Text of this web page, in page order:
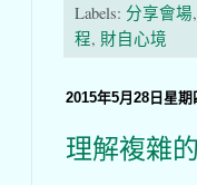
Labels: 分享會場
程, 財自心境
2015年5月28日星期
理解複雜